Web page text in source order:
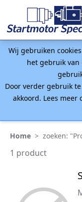
Wij gebruiken
het gebruik van
Door verder gebruik
akkoord. Lees meer
Home > zoeken:
1 product